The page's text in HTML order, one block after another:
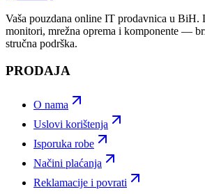
Vaša pouzdana online IT prodavnica u BiH.
monitori, mrežna oprema i komponente —
stručna podrška.
PRODAJA
O nama
Uslovi korištenja
Isporuka robe
Načini plaćanja
Reklamacije i povrati